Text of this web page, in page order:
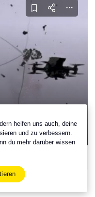
helfen uns auch, deine
und zu verbessern.
du mehr darüber wissen